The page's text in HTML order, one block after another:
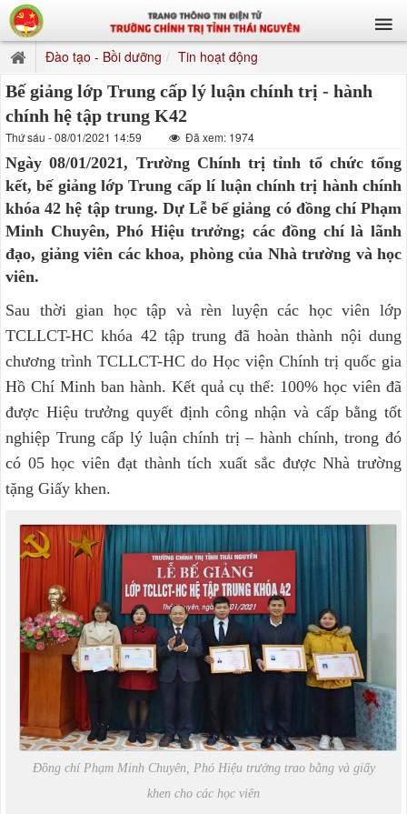
Đào tạo - Bồi dưỡng Tin hoạt động
Bế giảng lớp Trung cấp lý luận chính trị - hành
chính hệ tập trung K42
Thứ sáu - 08/01/2021 14:59 Đã xem: 1974
Ngày 08/01/2021, Trường Chính trị tỉnh tổ chức tổng
kết, bế giảng lớp Trung cấp lí luận chính trị hành chính
khóa 42 hệ tập trung. Dự Lễ bế giảng có đồng chí Phạm
Minh Chuyên, Phó Hiệu trưởng; các đồng chí là lãnh
đạo, giảng viên các khoa, phòng của Nhà trường và học
viên.
Sau thời gian học tập và rèn luyện các học viên lớp
TCLLCT-HC khóa 42 tập trung đã hoàn thành nội dung
chương trình TCLLCT-HC do Học viện Chính trị quốc gia
Hồ Chí Minh ban hành. Kết quả cụ thể: 100% học viên đã
được Hiệu trưởng quyết định công nhận và cấp bằng tốt
nghiệp Trung cấp lý luận chính trị – hành chính, trong đó
có 05 học viên đạt thành tích xuất sắc được Nhà trường
tặng Giấy khen.
Đồng chí Phạm Minh Chuyên, Phó Hiệu trưởng trao bằng và giấy
khen cho các học viên